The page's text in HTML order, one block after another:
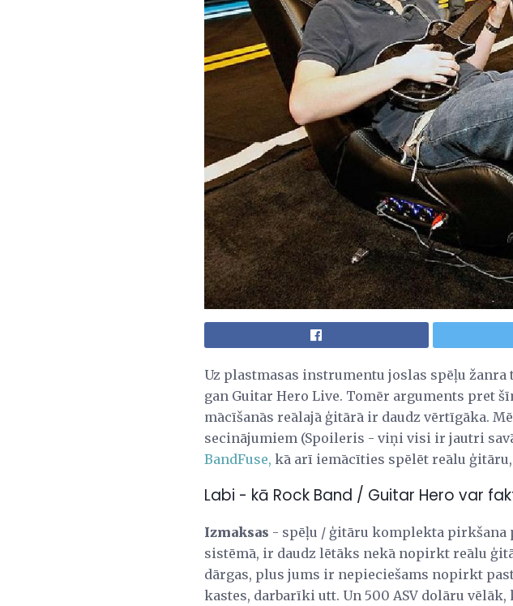
Uz plastmasas instrumentu joslas spēļu žanra
gan Guitar Hero Live. Tomēr arguments pret
mācīšanās reālajā ģitārā ir daudz vērtīgāka.
secinājumiem (Spoileris - viņi visi ir jautri
BandFuse, kā arī iemācīties spēlēt reālu
Labi - kā Rock Band / Guitar Hero var
Izmaksas - spēļu / ģitāru komplekta pirkšana
sistēmā, ir daudz lētāks nekā nopirkt reālu
dārgas, plus jums ir nepieciešams nopirkt
kastes, darbarīki utt. Un 500 ASV dolāru